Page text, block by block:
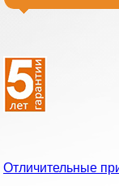
Отличительные